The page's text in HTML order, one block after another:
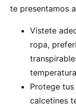
te presentamos
Vístete
ropa,
Protege
calcetines